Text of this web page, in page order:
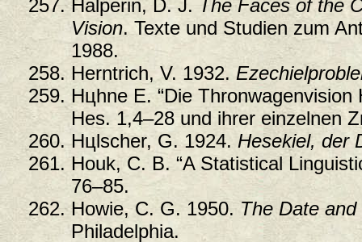
Halperin, D. J. The Faces of the
Vision. Texte und Studien zum
1988.
Herntrich, V. 1932.
Hцhne E. “Die
Hes. 1,4–28 und ihrer einzelnen
Hцlscher, G. 1924. Hesekiel, der
Houk, C. B. “A Statistical
76–85.
Howie, C. G. 1950. The Date
Philadelphia.